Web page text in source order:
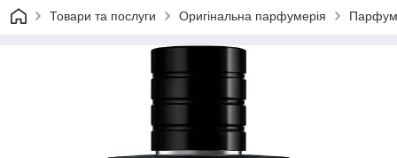
Товари та послуги Оригінальна парфумерія